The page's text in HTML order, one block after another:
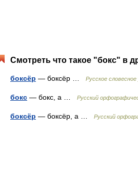
Смотреть что такое "бокс" в
боксёр — боксёр … Русское словесное
бокс — бокс, а … Русский
боксёр — боксёр, а … Русский